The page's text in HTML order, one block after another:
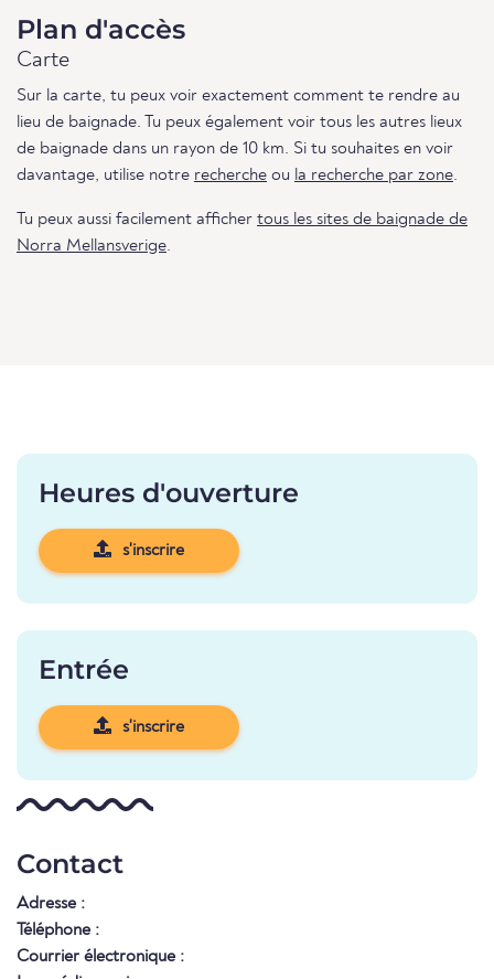
Plan d'accès
Carte
Sur la carte, tu peux voir exactement comment te rendre au
lieu de baignade. Tu peux également voir tous les autres lieux
de baignade dans un rayon de 10 km. Si tu souhaites en voir
davantage, utilise notre recherche ou la recherche par zone.
Tu peux aussi facilement afficher tous les sites de baignade de
Norra Mellansverige.
Heures d'ouverture
s'inscrire
Entrée
s'inscrire
Contact
Adresse :
Téléphone :
Courrier électronique :